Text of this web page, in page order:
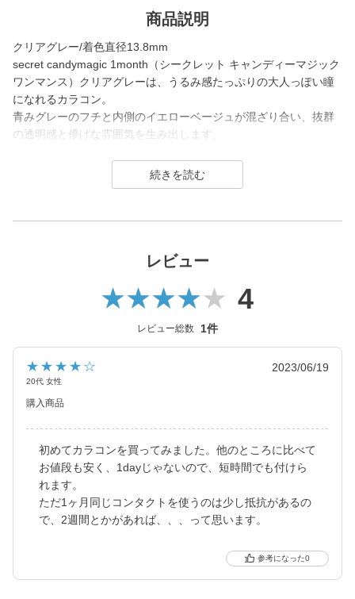
商品説明
クリアグレー/着色直径13.8mm
secret candymagic 1month（シークレット キャンディーマジック
ワンマンス）クリアグレーは、うるみ感たっぷりの大人っぽい瞳
になれるカラコン。
青みグレーのフチと内側のイエローベージュが混ざり合い、抜群
の透明感と儚げな雰囲気を生み出します。
ばず使いやすいグレーカラーです。
ワンマンス）は2012年の発売当初から今まで若い世代を中心に絶
ラーコンタクトレンズブランド。
DIA14.5mmの大きめサイズで「盛れる」というキーワードのも
と、元祖ちゅるんカラコン「キャンマジ3番」や黒コンの代表格
「キャンマジ5番」、定番ギャルカラコンの他に水光デザインや太
み出し続けています。
レビュー
4
レビュー総数 1件
★★★★☆
20代 女性
2023/06/19
購入商品
初めてカラコンを買ってみました。他のところに比べて
お値段も安く、1dayじゃないので、短時間でも付けら
れます。
ただ1ヶ月同じコンタクトを使うのは少し抵抗があるの
で、2週間とかがあれば、、、って思います。
0